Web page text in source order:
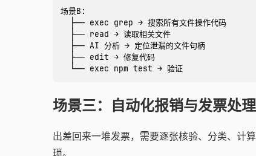
场景B:
  ├── exec grep → 搜索所有文件操作代码
  ├── read → 读取相关文件
  ├── AI 分析 → 定位泄漏的文件句柄
  ├── edit → 修复代码
  └── exec npm test → 验证
场景三：自动化报销与发票处理
出差回来一堆发票，需要逐张核验、分类、计
琐。